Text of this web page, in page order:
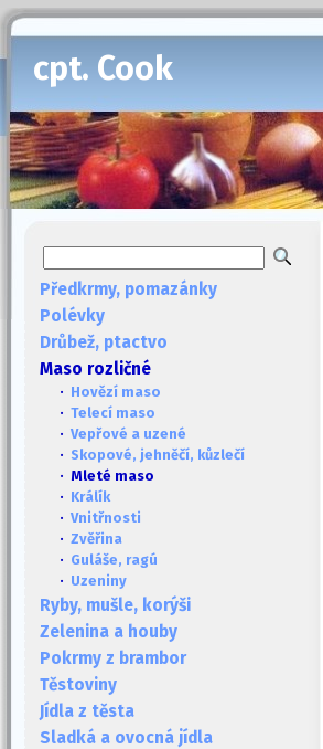
cpt. Cook
Předkrmy, pomazánky
Polévky
Drůbež, ptactvo
Maso rozličné
· Hovězí maso
· Telecí maso
· Vepřové a uzené
· Skopové, jehněčí, kůzlečí
· Mleté maso
· Králík
· Vnitřnosti
· Zvěřina
· Guláše, ragú
· Uzeniny
Ryby, mušle, korýši
Zelenina a houby
Pokrmy z brambor
Těstoviny
Jídla z těsta
Sladká a ovocná jídla